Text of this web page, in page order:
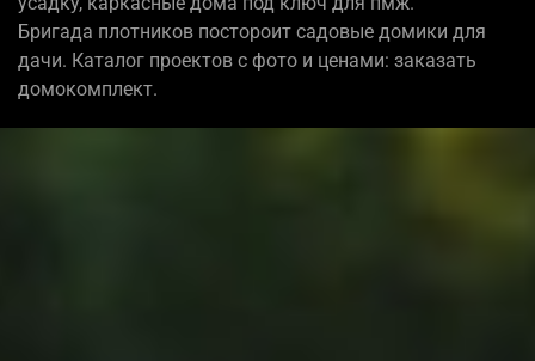
Бригада плотников постороит садовые домики для
дачи. Каталог проектов с фото и ценами: заказать
домокомплект.